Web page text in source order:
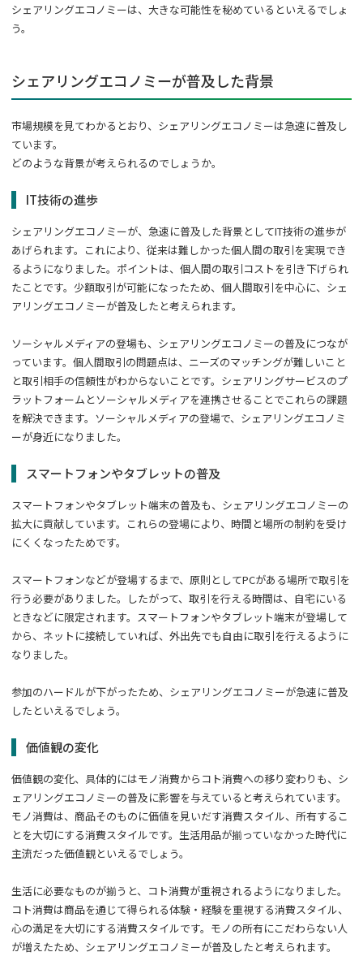
シェアリングエコノミーは、大きな可能性を秘めているといえるでしょ
う。
シェアリングエコノミーが普及した背景
市場規模を見てわかるとおり、シェアリングエコノミーは急速に普及し
ています。
どのような背景が考えられるのでしょうか。
IT技術の進歩
シェアリングエコノミーが、急速に普及した背景としてIT技術の進歩が
あげられます。これにより、従来は難しかった個人間の取引を実現でき
るようになりました。ポイントは、個人間の取引コストを引き下げられ
たことです。少額取引が可能になったため、個人間取引を中心に、シェ
アリングエコノミーが普及したと考えられます。
ソーシャルメディアの登場も、シェアリングエコノミーの普及につなが
っています。個人間取引の問題点は、ニーズのマッチングが難しいこと
と取引相手の信頼性がわからないことです。シェアリングサービスのプ
ラットフォームとソーシャルメディアを連携させることでこれらの課題
を解決できます。ソーシャルメディアの登場で、シェアリングエコノミ
ーが身近になりました。
スマートフォンやタブレットの普及
スマートフォンやタブレット端末の普及も、シェアリングエコノミーの
拡大に貢献しています。これらの登場により、時間と場所の制約を受け
にくくなったためです。
スマートフォンなどが登場するまで、原則としてPCがある場所で取引を
行う必要がありました。したがって、取引を行える時間は、自宅にいる
ときなどに限定されます。スマートフォンやタブレット端末が登場して
から、ネットに接続していれば、外出先でも自由に取引を行えるように
なりました。
参加のハードルが下がったため、シェアリングエコノミーが急速に普及
したといえるでしょう。
価値観の変化
価値観の変化、具体的にはモノ消費からコト消費への移り変わりも、シ
ェアリングエコノミーの普及に影響を与えていると考えられています。
モノ消費は、商品そのものに価値を見いだす消費スタイル、所有するこ
とを大切にする消費スタイルです。生活用品が揃っていなかった時代に
主流だった価値観といえるでしょう。
生活に必要なものが揃うと、コト消費が重視されるようになりました。
コト消費は商品を通じて得られる体験・経験を重視する消費スタイル、
心の満足を大切にする消費スタイルです。モノの所有にこだわらない人
が増えたため、シェアリングエコノミーが普及したと考えられます。